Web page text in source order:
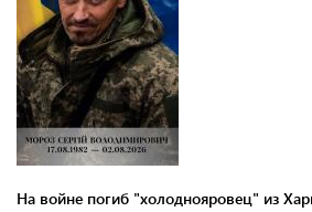
На войне погиб "холоднояровец" из